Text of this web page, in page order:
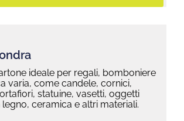
ideale per regali, bomboniere
varia, come candele, cornici,
statuine, vasetti, oggetti
ceramica e altri materiali.